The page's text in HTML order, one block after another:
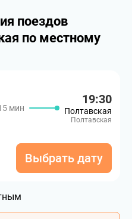
поездов
по местному
мин
19:30
Полтавская
Полтавская
Выбрать дату